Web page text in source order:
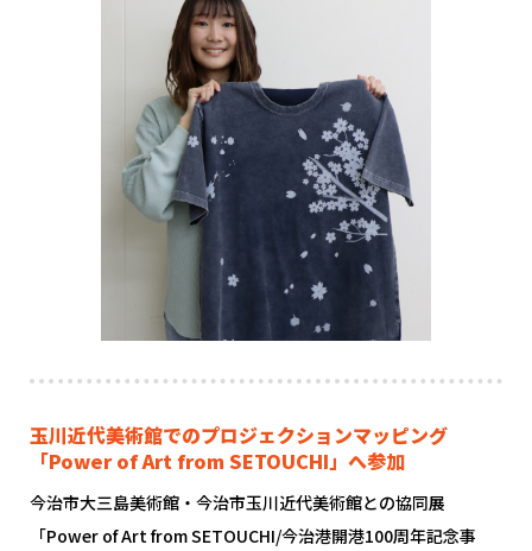
玉川近代美術館でのプロジェクションマッピング
「Power of Art from SETOUCHI」へ参加
今治市大三島美術館・今治市玉川近代美術館との協同展
「Power of Art from SETOUCHI/今治港開港100周年記念事